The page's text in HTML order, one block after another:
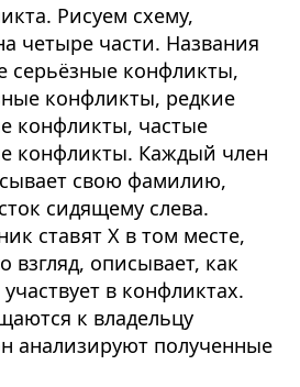
Рисуем схему,
четыре части. Названия
серьёзные конфликты,
конфликты, редкие
конфликты, частые
конфликты. Каждый член
свою фамилию,
сидящему слева.
ставят Х в том месте,
взгляд, описывает, как
в конфликтах.
к владельцу
анализируют полученные